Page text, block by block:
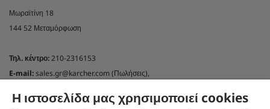
Μωραϊτίνη 18
144 52 Μεταμόρφωση
Τηλ. κέντρο:210-2316153
E-mail:sales.gr@karcher.com (Πωλήσεις),
support.gr@karcher.com(Τεχνική υποστήριξη)
Η ιστοσελίδα μας χρησιμοποιεί cookies